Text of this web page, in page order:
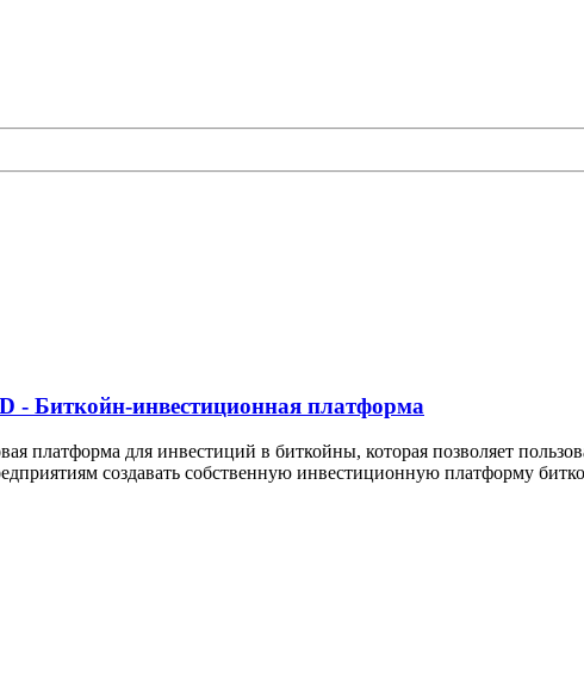
- Биткойн-инвестиционная платформа
платформа для инвестиций в биткойны, которая позволяет
создавать собственную инвестиционную платформу